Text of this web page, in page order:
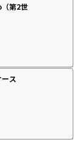
第2世
ース